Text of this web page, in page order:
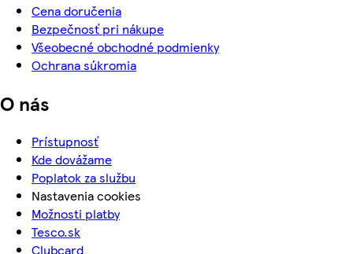
Cena doručenia
Bezpečnosť pri nákupe
Všeobecné obchodné podmienky
Ochrana súkromia
O nás
Prístupnosť
Kde dovážame
Poplatok za službu
Nastavenia cookies
Možnosti platby
Tesco.sk
Clubcard